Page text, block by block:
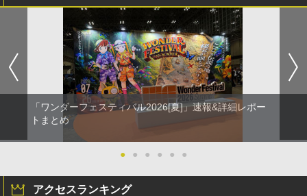
「ワンダーフェスティバル2026[夏]」速報&詳細レポー
トまとめ
● ● ● ● ● ●
アクセスランキング